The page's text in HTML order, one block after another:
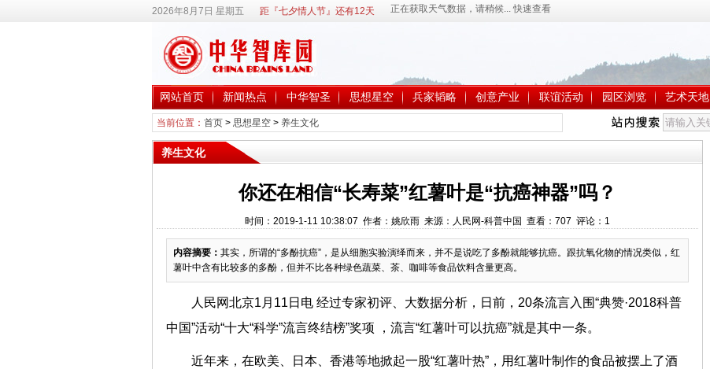
2026年8月7日 星期五 距『七夕情人节』还有12天
网站首页 新闻热点 中华智圣 思想星空 兵家韬略 创意产业 联谊活动 园区浏览 艺术天地
当前位置： 首页> 思想星空> 养生文化
养生文化
你还在相信“长寿菜”红薯叶是“抗癌神器”吗？
时间：2019-1-11 10:38:07 作者：姚欣雨 来源：人民网-科普中国 查看： 707 评论： 1
内容摘要： 其实，所谓的“多酚抗癌”，是从细胞实验演绎而来，并不是说吃了多酚就能够抗癌。跟抗氧化物的情况类似，红
薯叶中含有比较多的多酚，但并不比各种绿色蔬菜、茶、咖啡等食品饮料含量更高。
人民网北京1月11日电 经过专家初评、大数据分析，日前，20条流言入围“典赞·2018科普
中国”活动“十大“科学”流言终结榜”奖项 ，流言“红薯叶可以抗癌”就是其中一条。
近年来，在欧美、日本、香港等地掀起一股“红薯叶热”，用红薯叶制作的食品被摆上了酒